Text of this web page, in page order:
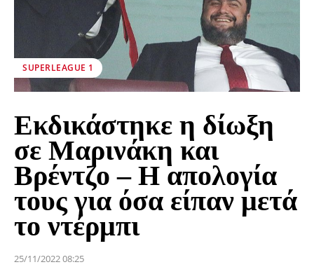
SUPERLEAGUE 1
Εκδικάστηκε η δίωξη
σε Μαρινάκη και
Βρέντζο – Η απολογία
τους για όσα είπαν μετά
το ντέρμπι
25/11/2022 08:25